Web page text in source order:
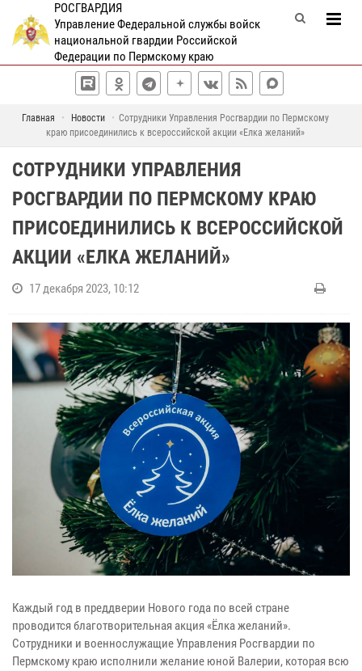
РОСГВАРДИЯ
Управление Федеральной службы войск
национальной гвардии Российской
Федерации по Пермскому краю
Главная Новости
Сотрудники Управления Росгвардии по Пермскому
краю присоединились к всероссийской акции «Елка желаний»
СОТРУДНИКИ УПРАВЛЕНИЯ
РОСГВАРДИИ ПО ПЕРМСКОМУ КРАЮ
ПРИСОЕДИНИЛИСЬ К ВСЕРОССИЙСКОЙ
АКЦИИ «ЕЛКА ЖЕЛАНИЙ»
17 декабря 2023, 10:12
Каждый год в преддверии Нового года по всей стране
проводится благотворительная акция «Ёлка желаний».
Сотрудники и военнослужащие Управления Росгвардии по
Пермскому краю исполнили желание юной Валерии, которая всю